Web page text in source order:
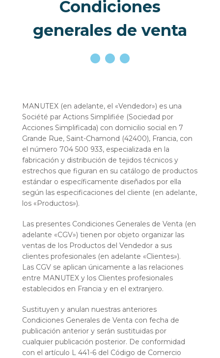
Condiciones
generales de venta
MANUTEX (en adelante, el «Vendedor») es una
Société par Actions Simplifiée (Sociedad por
Acciones Simplificada) con domicilio social en 7
Grande Rue, Saint-Chamond (42400), Francia, con
el número 704 500 933, especializada en la
fabricación y distribución de tejidos técnicos y
estrechos que figuran en su catálogo de productos
estándar o específicamente diseñados por ella
según las especificaciones del cliente (en adelante,
los «Productos»).
Las presentes Condiciones Generales de Venta (en
adelante «CGV») tienen por objeto organizar las
ventas de los Productos del Vendedor a sus
clientes profesionales (en adelante «Clientes»).
Las CGV se aplican únicamente a las relaciones
entre MANUTEX y los Clientes profesionales
establecidos en Francia y en el extranjero.
Sustituyen y anulan nuestras anteriores
Condiciones Generales de Venta con fecha de
publicación anterior y serán sustituidas por
cualquier publicación posterior. De conformidad
con el artículo L 441-6 del Código de Comercio